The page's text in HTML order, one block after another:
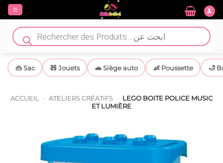
Passer
contenu
Recherche
de
produits
👜 Sac 🧸 Jouets 🚗 Siège auto 👶 Poussette 🛁
ACCUEIL - ATELIERS CRÉATIFS - LEGO BOITE POLICE MUSIC
ET LUMIÈRE